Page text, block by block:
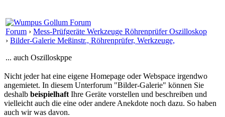
Forum › Mess-Prüfgeräte Werkzeuge Röhrenprüfer Oszilloskop
› Bilder-Galerie Meßinstr., Röhrenprüfer, Werkzeuge,
... auch Oszilloskppe
Nicht jeder hat eine eigene Homepage oder Webspace irgendwo
angemietet. In diesem Unterforum "Bilder-Galerie" können Sie
deshalb beispielhaft Ihre Geräte vorstellen und beschreiben und
vielleicht auch die eine oder andere Anekdote noch dazu. So haben
auch wir was davon.